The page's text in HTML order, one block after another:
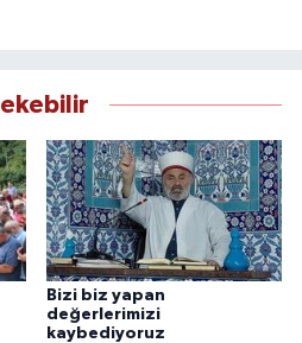
Bizi biz yapan
değerlerimizi
kaybediyoruz